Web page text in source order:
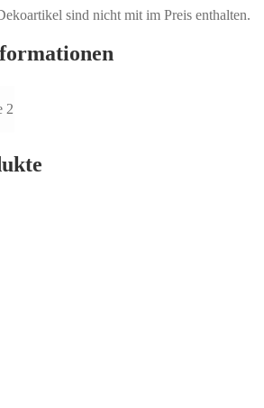
sind nicht mit im Preis enthalten.
2